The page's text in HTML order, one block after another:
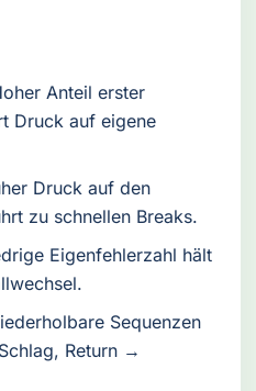
Anteil erster
Druck auf eigene
Druck auf den
zu schnellen Breaks.
Eigenfehlerzahl hält
Sequenzen
Return →